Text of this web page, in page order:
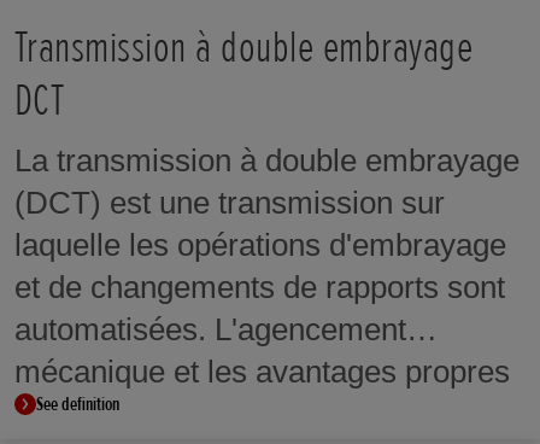
visibilité.
Transmission à double embrayage
DCT
La transmission à double embrayage
(DCT) est une transmission sur
laquelle les opérations d'embrayage
et de changements de rapports sont
automatisées. L'agencement
mécanique et les avantages propres
aux transmissions manuelles sont
See definition